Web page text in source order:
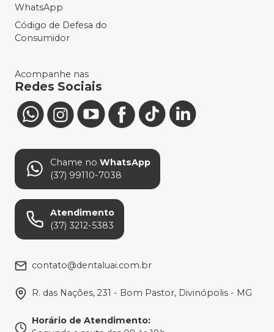
WhatsApp
Código de Defesa do
Consumidor
Acompanhe nas
Redes Sociais
Chame no WhatsApp
(37) 99110-7038
Atendimento
(37) 3212-5383
contato@dentaluai.com.br
R. das Nações, 231 - Bom Pastor, Divinópolis - MG
Horário de Atendimento: